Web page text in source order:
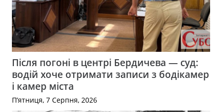
Після погоні в центрі Бердичева — суд:
водій хоче отримати записи з бодікамер
і камер міста
П’ятниця, 7 Серпня, 2026